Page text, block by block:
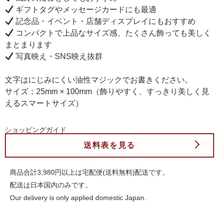
ギフトタグやメッセージカードにも最適
記念品・イベント・店舗ディスプレイにもおすすめ
コンパクトで上品なサイズ感、たくさん飾っても美しく
まとまります
写真映え・SNS映え抜群
文字はにじみにくい油性マジックでお書きください。
サイズ：25mm × 100mm（飾りやすく、すっきり美しく見
えるスマートサイズ）
ショッピングガイド
送料表を見る
商品合計3,980円以上は宅配便(送料無料)配送です。
配送は日本国内のみです。
Our delivery is only applied domestic Japan.